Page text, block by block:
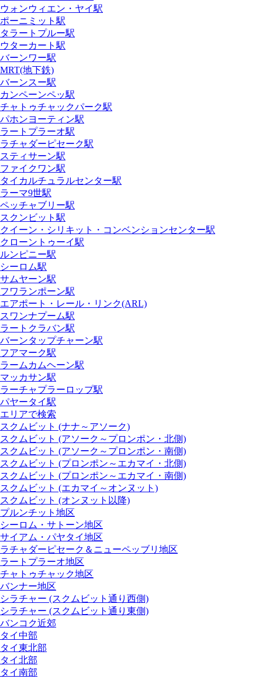
ウォンウィエン・ヤイ駅
ポーニミット駅
タラートプルー駅
ウターカート駅
バーンワー駅
MRT(地下鉄)
バーンスー駅
カンペーンペッ駅
チャトゥチャックパーク駅
パホンヨーティン駅
ラートプラーオ駅
ラチャダーピセーク駅
スティサーン駅
ファイクワン駅
タイカルチュラルセンター駅
ラーマ9世駅
ペッチャブリー駅
スクンビット駅
クイーン・シリキット・コンベンションセンター駅
クローントゥーイ駅
ルンピニー駅
シーロム駅
サムヤーン駅
フワランポーン駅
エアポート・レール・リンク(ARL)
スワンナプーム駅
ラートクラバン駅
バーンタップチャーン駅
フアマーク駅
ラームカムヘーン駅
マッカサン駅
ラーチャプラーロップ駅
パヤータイ駅
エリアで検索
スクムビット (ナナ～アソーク)
スクムビット (アソーク～プロンポン・北側)
スクムビット (アソーク～プロンポン・南側)
スクムビット (プロンポン～エカマイ・北側)
スクムビット (プロンポン～エカマイ・南側)
スクムビット (エカマイ～オンヌット)
スクムビット (オンヌット以降)
プルンチット地区
シーロム・サトーン地区
サイアム・パヤタイ地区
ラチャダーピセーク＆ニューペッブリ地区
ラートプラーオ地区
チャトゥチャック地区
バンナー地区
シラチャー (スクムビット通り西側)
シラチャー (スクムビット通り東側)
バンコク近郊
タイ中部
タイ東北部
タイ北部
タイ南部